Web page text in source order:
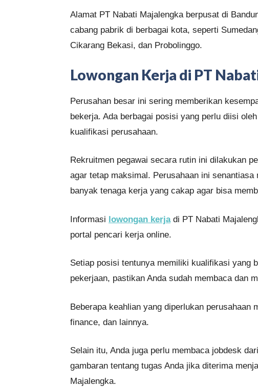
Alamat PT Nabati Majalengka berpusat di
cabang pabrik di berbagai kota, seperti
Cikarang Bekasi, dan Probolinggo.
Lowongan Kerja di PT
Perusahan besar ini sering memberikan
bekerja. Ada berbagai posisi yang perlu diisi
kualifikasi perusahaan.
Rekruitmen pegawai secara rutin ini dilakukan
agar tetap maksimal. Perusahaan ini senantiasa
banyak tenaga kerja yang cakap agar bisa
Informasi lowongan kerjadi PT Nabati
portal pencari kerja online.
Setiap posisi tentunya memiliki kualifikasi yang
pekerjaan, pastikan Anda sudah membaca dan
Beberapa keahlian yang diperlukan perusahaan
finance, dan lainnya.
Selain itu, Anda juga perlu membaca jobdesk
gambaran tentang tugas Anda jika diterima
Majalengka.